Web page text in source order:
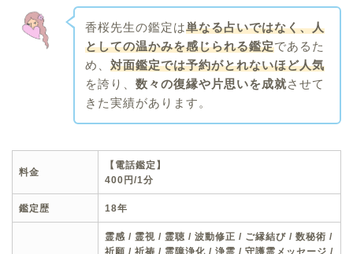
香桜先生の鑑定は単なる占いではなく、人
としての温かみを感じられる鑑定であるた
め、 対面鑑定では予約がとれないほど人気
を誇り、 数々の復縁や片思いを成就させて
きた実績があります。
料金
【 電話鑑定】
400円/1分
鑑定歴 18年
霊感 / 霊視 / 霊聴 / 波動修正 / ご縁結び / 数秘術 /
祈願 / 祈祷 / 霊障浄化 / 浄霊 / 守護霊メッセージ /